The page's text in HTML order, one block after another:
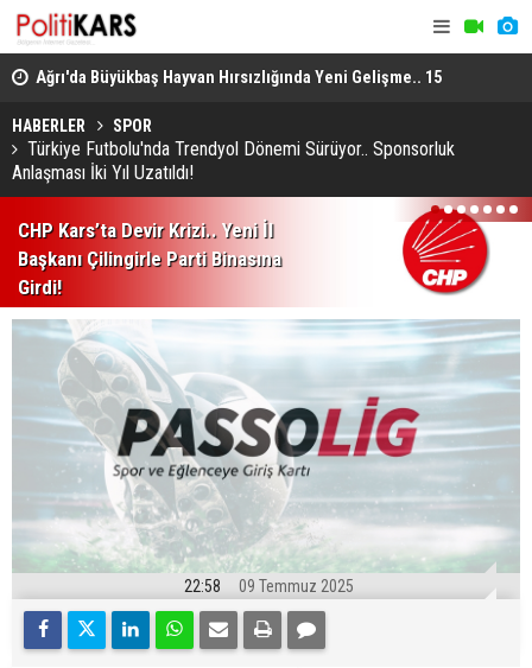
Ağrı'da Büyükbaş Hayvan Hırsızlığında Yeni Gelişme.. 15
Hayvan Doğubayazıt'ta Bulundu!
HABERLER SPOR
Türkiye Futbolu'nda Trendyol Dönemi Sürüyor.. Sponsorluk
Anlaşması İki Yıl Uzatıldı!
CHP Kars’ta Devir Krizi.. Yeni İl
Başkanı Çilingirle Parti Binasına
Girdi!
1 2 3 4 5 6 7
22:58 09 Temmuz 2025